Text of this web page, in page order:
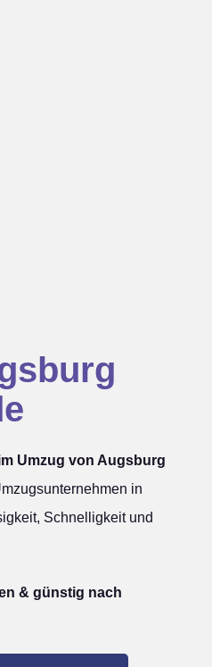
Umzug von Augsburg
in
Schnelligkeit und
& günstig nach